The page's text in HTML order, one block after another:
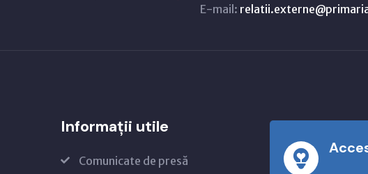
E-mail:
Informații utile
Comunicate de presă